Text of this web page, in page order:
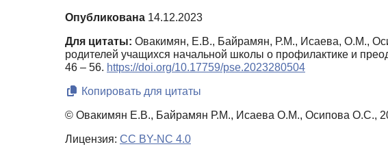
Опубликована 14.12.2023
Для цитаты: Овакимян, Е.В., Байрамян, Р.М., Исаева, О.М.,
родителей учащихся начальной школы о профилактике и
46 – 56. https://doi.org/10.17759/pse.2023280504
Копировать для цитаты
© Овакимян Е.В., Байрамян Р.М., Исаева О.М., Осипова О.С.,
Лицензия: CC BY-NC 4.0